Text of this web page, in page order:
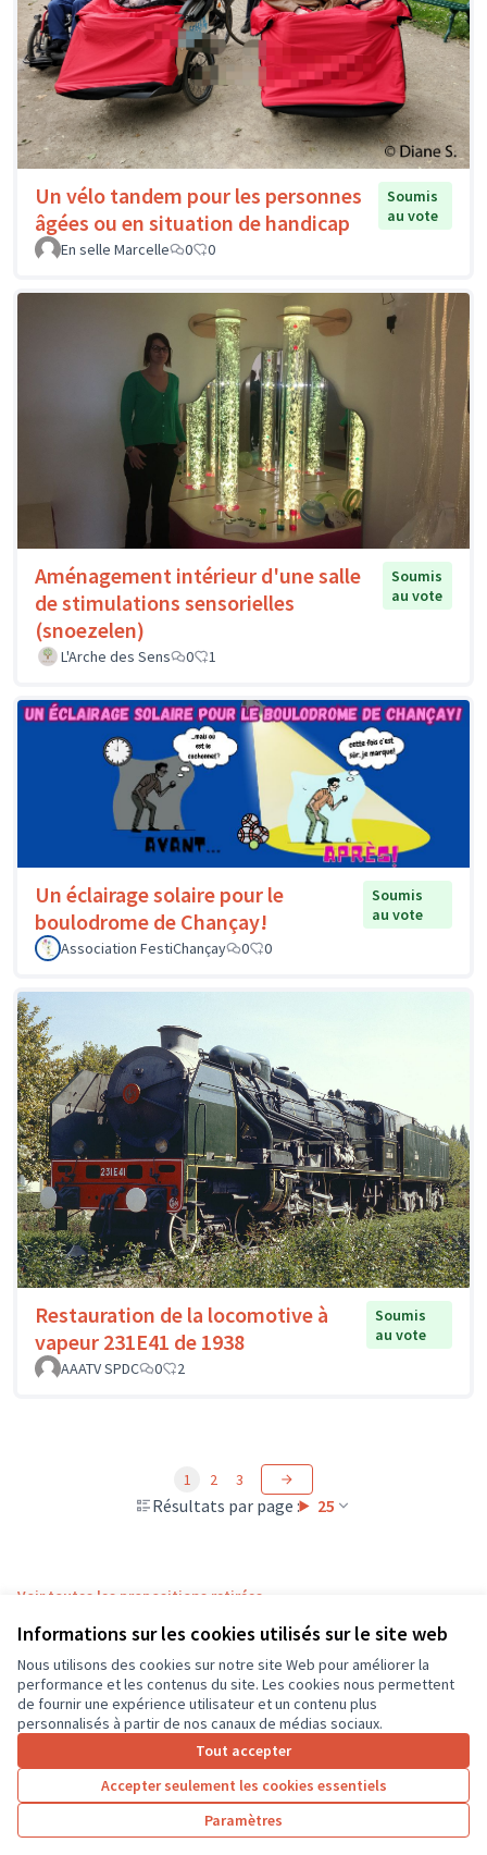
Informations sur les cookies utilisés sur le site web
Nous utilisons des cookies sur notre site Web pour améliorer la
performance et les contenus du site. Les cookies nous permettent
de fournir une expérience utilisateur et un contenu plus
personnalisés à partir de nos canaux de médias sociaux.
Tout accepter
Accepter seulement les cookies essentiels
Paramètres
Un vélo tandem pour les personnes
âgées ou en situation de handicap
Soumis
au vote
En selle Marcelle
0 0
Aménagement intérieur d'une salle
de stimulations sensorielles
(snoezelen)
Soumis
au vote
L'Arche des Sens 0 1
Un éclairage solaire pour le
boulodrome de Chançay!
Soumis
au vote
Association FestiChançay
0 0
Restauration de la locomotive à
vapeur 231E41 de 1938
Soumis
au vote
AAATV SPDC
0 2
Résultats par page : 25
1 2 3
Voir toutes les propositions retirées
Conditions d'utilisation
Paramètres des cookies
CD37 sur X
(Lien externe)
CD37 sur Facebook
CD37 sur Instagram
CD37 sur YouTube
(Lien externe)
Site réalisé grâce aulogiciel libre Decidim .
Licence
(Lien